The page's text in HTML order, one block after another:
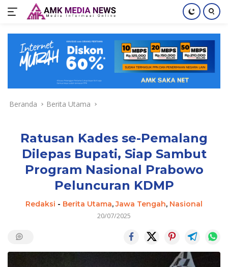
konten
Beranda Berita Utama
Ratusan Kades se-Pemalang
Dilepas Bupati, Siap Sambut
Program Nasional Prabowo
Peluncuran KDMP
Redaksi - Berita Utama,Jawa Tengah, Nasional
20/07/2025